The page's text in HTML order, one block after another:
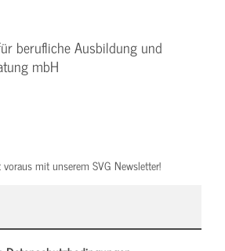
berufliche Ausbildung und
mbH
mit unserem SVG Newsletter!